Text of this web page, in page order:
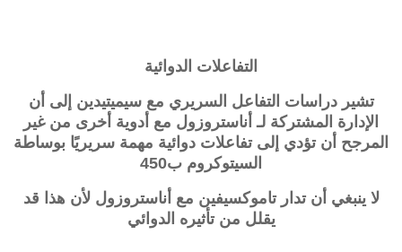
التفاعلات الدوائية
تشير دراسات التفاعل السريري مع سيميتيدين إلى أن
الإدارة المشتركة لـ أناستروزول مع أدوية أخرى من غير
المرجح أن تؤدي إلى تفاعلات دوائية مهمة سريريًا بوساطة
السيتوكروم ب450
لا ينبغي أن تدار تاموكسيفين مع أناستروزول لأن هذا قد
يقلل من تأثيره الدوائي